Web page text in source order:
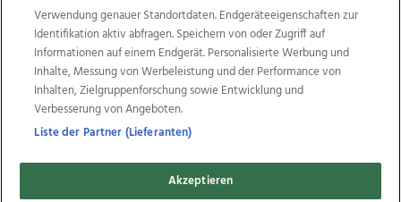
Weitere Angebote des Medienhauses Wimmer
TV1 di-mog-i.at OÖNow
Ischler Woche
Life Radio
OÖNachrichten
OÖN Immobilien
OÖN Karriere
OÖN Reise
Promenaden Galerien
Regionaljobs
wasistlos.at wirtrauern.at
Copyrights © 2026 Tips Zeitungs GmbH & Co KG
Verwendung genauer Standortdaten. Endgeräteeigenschaften zur
Identifikation aktiv abfragen. Speichern von oder Zugriff auf
Informationen auf einem Endgerät. Personalisierte Werbung und
Inhalte, Messung von Werbeleistung und der Performance von
Inhalten, Zielgruppenforschung sowie Entwicklung und
Verbesserung von Angeboten.
Liste der Partner (Lieferanten)
Akzeptieren